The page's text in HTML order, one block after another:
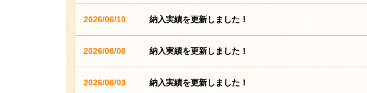
2026/06/10 納入実績を更新しました！
2026/06/06 納入実績を更新しました！
2026/06/03 納入実績を更新しました！